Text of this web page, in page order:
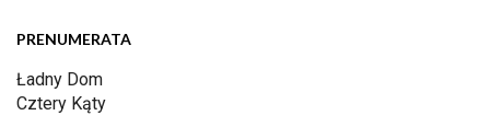
PRENUMERATA
Ładny Dom
Cztery Kąty